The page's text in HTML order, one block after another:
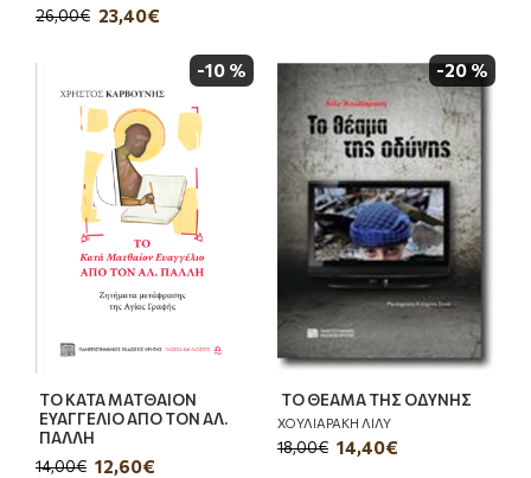
23,40€
26,00€
-10 %
ΤΟ ΚΑΤΑ ΜΑΤΘΑΙΟΝ
ΕΥΑΓΓΕΛΙΟ ΑΠΟ ΤΟΝ ΑΛ.
ΠΑΛΛΗ
12,60€
14,00€
-20 %
ΤΟ ΘΕΑΜΑ ΤΗΣ ΟΔΥΝΗΣ
ΧΟΥΛΙΑΡΑΚΗ ΛΙΛΥ
14,40€
18,00€